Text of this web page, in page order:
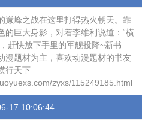
巅峰之战在这里打得热火朝天。靠
的巨大身影，对着李维利说道：“横
赶快放下手里的军舰投降~新书
漫题材为主，喜欢动漫题材的书友
行天下
zyxs/115249185.html
17 10:06:44